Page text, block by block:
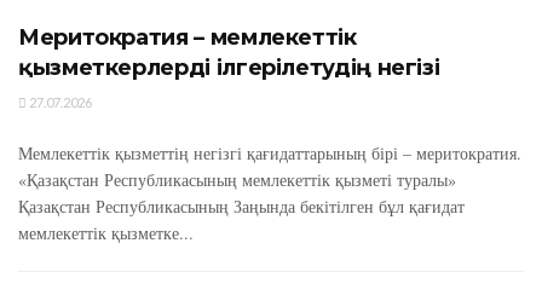
Меритократия – мемлекеттік
қызметкерлерді ілгерілетудің негізі
27.07.2026
Мемлекеттік қызметтің негізгі қағидаттарының бірі – меритократия.
«Қазақстан Республикасының мемлекеттік қызметі туралы»
Қазақстан Республикасының Заңында бекітілген бұл қағидат
мемлекеттік қызметке...